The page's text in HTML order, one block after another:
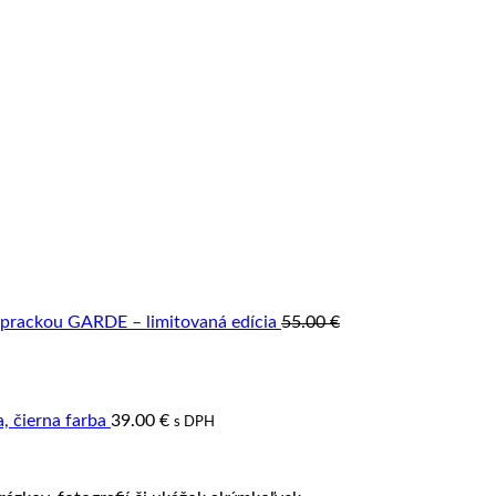
GARDE – limitovaná edícia 55.00€
čierna farba 39.00 € s DPH